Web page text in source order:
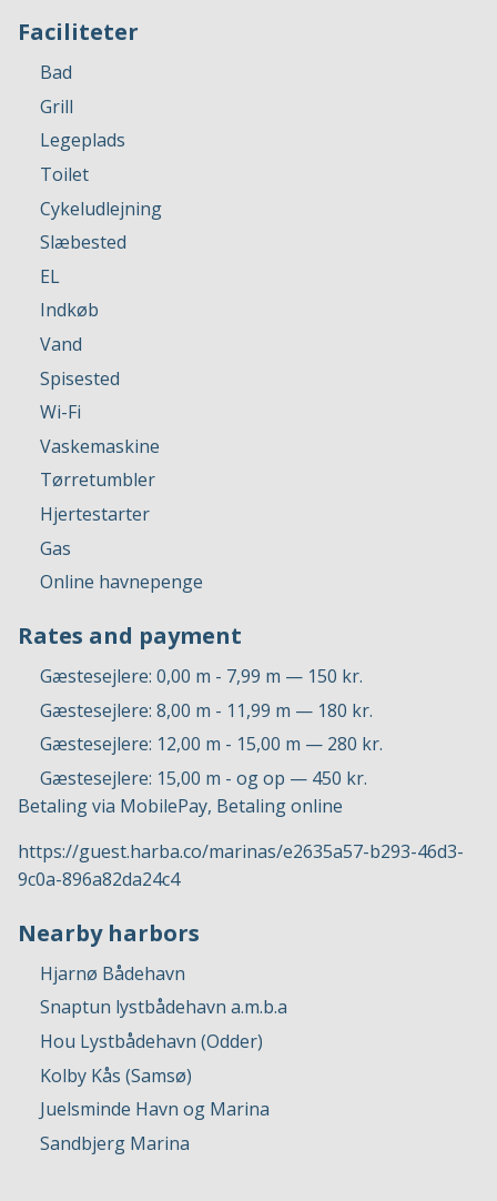
Faciliteter
Bad
Grill
Legeplads
Toilet
Cykeludlejning
Slæbested
EL
Indkøb
Vand
Spisested
Wi-Fi
Vaskemaskine
Tørretumbler
Hjertestarter
Gas
Online havnepenge
Rates and payment
Gæstesejlere: 0,00 m - 7,99 m — 150 kr.
Gæstesejlere: 8,00 m - 11,99 m — 180 kr.
Gæstesejlere: 12,00 m - 15,00 m — 280 kr.
Gæstesejlere: 15,00 m - og op — 450 kr.
Betaling via MobilePay, Betaling online
https://guest.harba.co/marinas/e2635a57-b293-46d3-
9c0a-896a82da24c4
Nearby harbors
Hjarnø Bådehavn
Snaptun lystbådehavn a.m.b.a
Hou Lystbådehavn (Odder)
Kolby Kås (Samsø)
Juelsminde Havn og Marina
Sandbjerg Marina